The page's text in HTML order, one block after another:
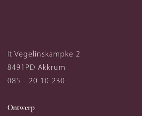
It Vegelinskampke 2
8491PD Akkrum
085 - 20 10 230
Ontwerp